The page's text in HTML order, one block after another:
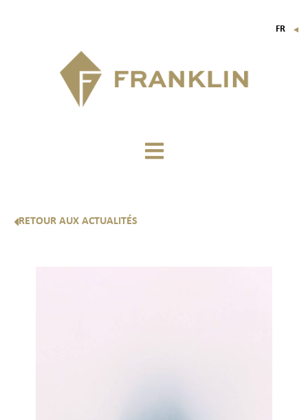
FR ▼
RETOUR AUX ACTUALITÉS